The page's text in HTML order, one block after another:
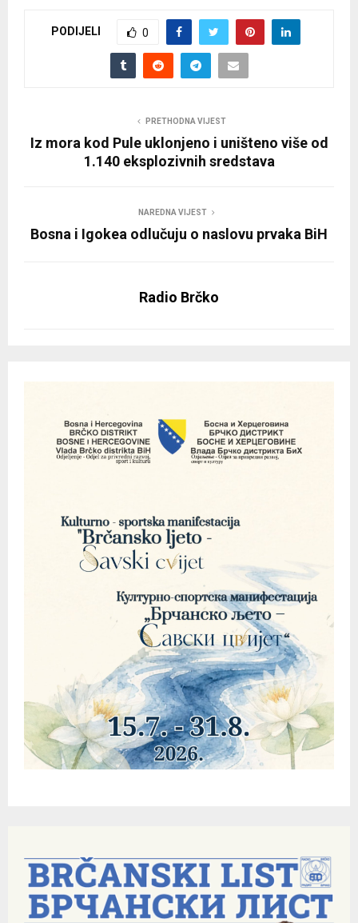
PODIJELI 0
PRETHODNA VIJEST
Iz mora kod Pule uklonjeno i uništeno više od
1.140 eksplozivnih sredstava
NAREDNA VIJEST
Bosna i Igokea odlučuju o naslovu prvaka BiH
Radio Brčko